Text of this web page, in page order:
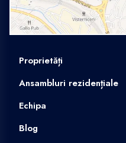
Proprietăți
Ansambluri rezidențiale
Echipa
Blog